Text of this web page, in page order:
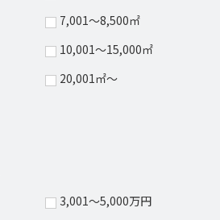
7,001～8,500㎡
10,001～15,000㎡
20,001㎡～
3,001～5,000万円